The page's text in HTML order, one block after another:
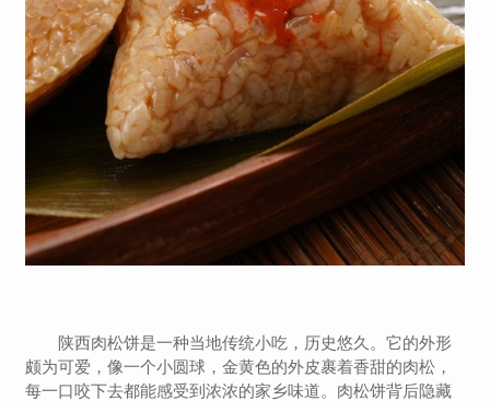
陕西肉松饼是一种当地传统小吃，历史悠久。它的外形
颇为可爱，像一个小圆球，金黄色的外皮裹着香甜的肉松，
每一口咬下去都能感受到浓浓的家乡味道。肉松饼背后隐藏